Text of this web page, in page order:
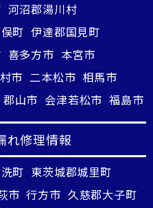
河沼郡湯川村
町 伊達郡国見町
喜多方市 本宮市
市 二本松市 相馬市
郡山市 会津若松市 福島市
れ修理情報
町 東茨城郡城里町
市 行方市 久慈郡大子町